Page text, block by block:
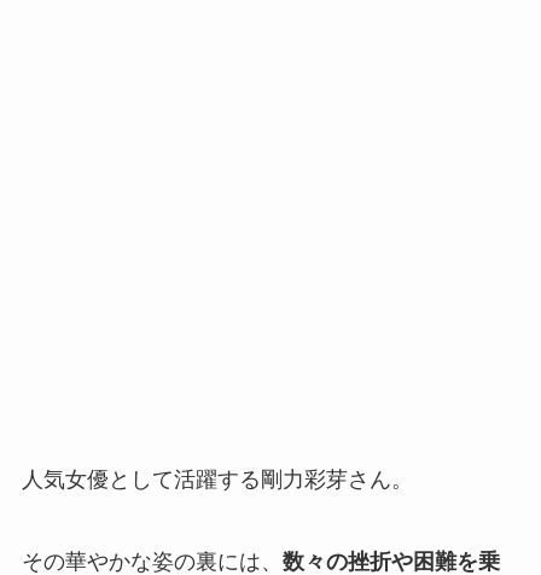
人気女優として活躍する剛力彩芽さん。
その華やかな姿の裏には、 数々の挫折や困難を乗